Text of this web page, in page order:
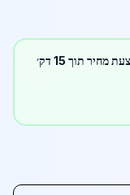
תוך 15 דק׳